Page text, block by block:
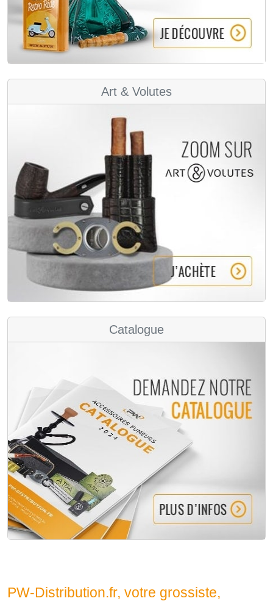
Art & Volutes
Catalogue
PW-Distribution.fr, votre grossiste,